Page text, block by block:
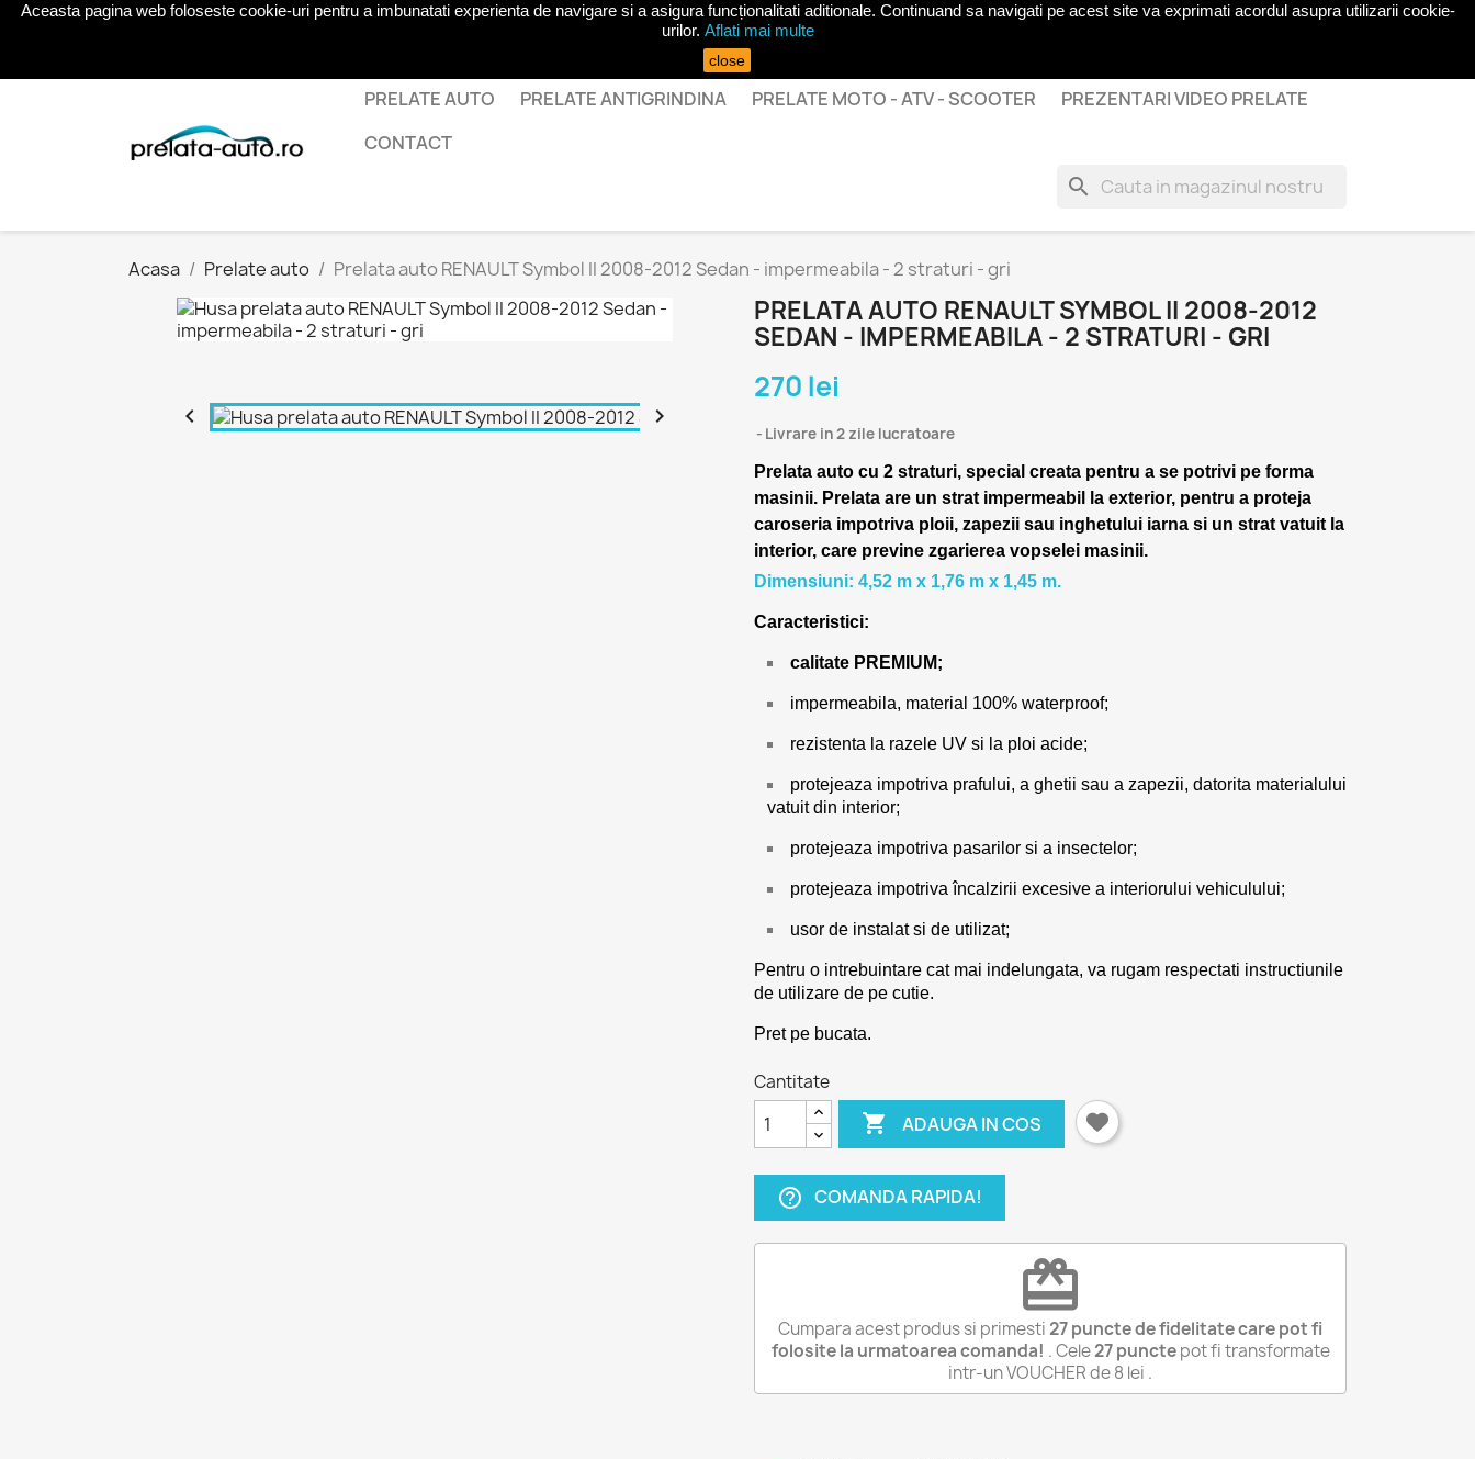
Autentificare (0)
PRELATE AUTO PRELATE ANTIGRINDINA PRELATE MOTO - ATV - SCOOTER
PREZENTARI VIDEO PRELATE
CONTACT
search
Acasa Prelate auto Prelata auto RENAULT Symbol II 2008-2012 Sedan - impermeabila - 2 straturi - gri
 
PRELATA AUTO RENAULT SYMBOL II 2008-2012
SEDAN - IMPERMEABILA - 2 STRATURI - GRI
270 lei
Livrare in 2 zile lucratoare
Prelata auto cu 2 straturi, special creata pentru a se potrivi pe forma
masinii. Prelata are un strat impermeabil la exterior, pentru a proteja
caroseria impotriva ploii, zapezii sau inghetului iarna si un strat vatuit la
interior, care previne zgarierea vopselei masinii.
Dimensiuni: 4,52 m x 1,76 m x 1,45 m.
Caracteristici:
calitate PREMIUM;
impermeabila, material 100% waterproof;
rezistenta la razele UV si la ploi acide;
protejeaza impotriva prafului, a ghetii sau a zapezii, datorita materialului
vatuit din interior;
protejeaza impotriva pasarilor si a insectelor;
protejeaza impotriva încalzirii excesive a interiorului vehiculului;
usor de instalat si de utilizat;
Pentru o intrebuintare cat mai indelungata, va rugam respectati instructiunile
de utilizare de pe cutie.
Pret pe bucata.
Cantitate
 ADAUGA IN COS
help_outline COMANDA RAPIDA!
redeem
Cumpara acest produs si primesti 27puncte de fidelitate care pot fi
folosite la urmatoarea comanda! . Cele27punctepot fi transformate
intr-un VOUCHER de8 lei .
Aceasta pagina web foloseste cookie-uri pentru a imbunatati experienta de navigare si a asigura funcționalitati aditionale. Continuand sa navigati pe acest site va exprimati acordul asupra utilizarii cookie-
urilor. Aflati mai multe
close